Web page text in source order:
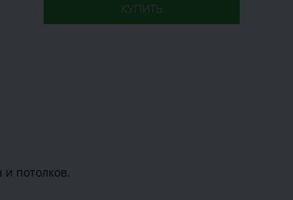
КУПИТЬ
и потолков.